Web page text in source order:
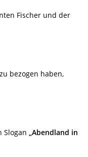
Fischer und der
bezogen haben,
Slogan „Abendland in